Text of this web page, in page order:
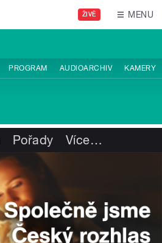
ŽIVĚ MENU
PROGRAM AUDIOARCHIV KAMERY
Pořady Více…